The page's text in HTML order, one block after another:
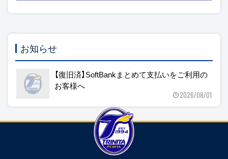
お知らせ
【復旧済】SoftBankまとめて支払いをご利用の
お客様へ
2026/08/01